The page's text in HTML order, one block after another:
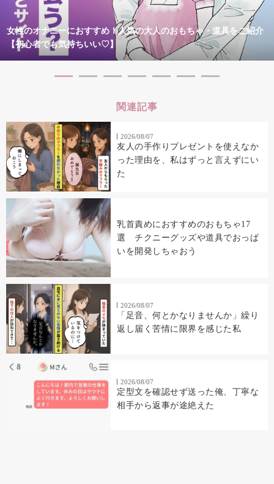
女性のオナニーにおすすめ！人気の大人のおもちゃ・道具をご紹介
【初心者でも気持ちいい♡】
関連記事
2026/08/07
友人の手作りプレゼントを使えなか
った理由を、私はずっと言えずにい
た
乳首責めにおすすめのおもちゃ17
選 チクニーグッズや道具でおっぱ
いを開発しちゃおう
2026/08/07
「足音、何とかなりませんか」繰り
返し届く苦情に限界を感じた私
2026/08/07
定型文を確認せず送った俺、丁寧な
相手から返事が途絶えた